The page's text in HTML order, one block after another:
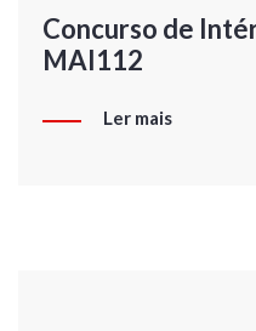
Concurso de
MAI112
Ler mais